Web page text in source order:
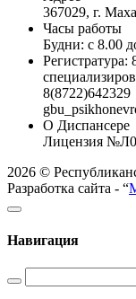
367029, г.
Часы работы
Будни: с 8.00
Регистратура:
8(8722)642329
О Диспансере
Лицензия
2026 ©
Разработка сайта - “
Навигация